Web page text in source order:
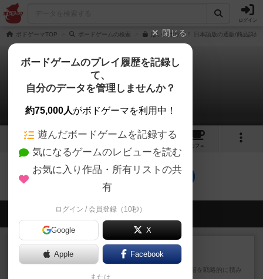
ログイン
ボドゲーマTOP ボードゲームの検索 はい、ポウズ！ 日本語版の通販/商品詳細
はい、ポウズ！
0件のルール/インスト
1 1
カフェ
はい、ポウズ！のトップに戻る
会員の新しい投稿
ルール/インスト
マーケットフレッシュ
目的あなたの店先に農産物の木箱を戦略的に積み
閉じる
ボードゲームのプレイ履歴を記録し
て、
自分のデータを管理しませんか？
約75,000人がボドゲーマを利用中！
遊んだボードゲームを記録する
気になるゲームのレビューを読む
お気に入り作品・所有リストの共
有
ログイン / 会員登録（10秒）
Google X
Apple Facebook
または